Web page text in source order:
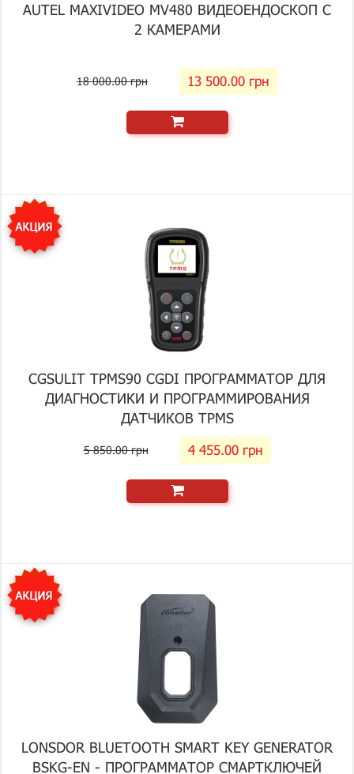
AUTEL MAXIVIDEO MV480 ВИДЕОЕНДОСКОП С
2 КАМЕРАМИ
18 000.00 грн 13 500.00 грн
CGSULIT TPMS90 CGDI ПРОГРАММАТОР ДЛЯ
ДИАГНОСТИКИ И ПРОГРАММИРОВАНИЯ
ДАТЧИКОВ TPMS
5 850.00 грн 4 455.00 грн
LONSDOR BLUETOOTH SMART KEY GENERATOR
BSKG-EN - ПРОГРАММАТОР СМАРТКЛЮЧЕЙ